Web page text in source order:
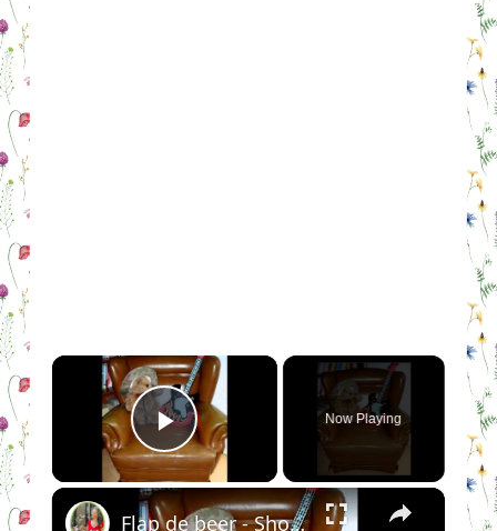
×
Play Video
Now Playing
×
Flap de beer - Show them to me